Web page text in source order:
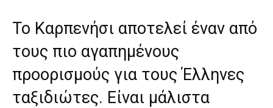
Το Καρπενήσι αποτελεί έναν από
τους πιο αγαπημένους
προορισμούς για τους Έλληνες
ταξιδιώτες. Είναι μάλιστα